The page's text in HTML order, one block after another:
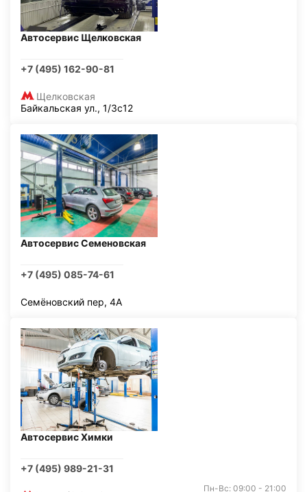
Автосервис Щелковская
+7 (495) 162-90-81
Щелковская
Байкальская ул., 1/3с12
Автосервис Семеновская
+7 (495) 085-74-61
Семёновский пер, 4А
Автосервис Химки
+7 (495) 989-21-31
Пн-Вс: 09:00 - 21:00